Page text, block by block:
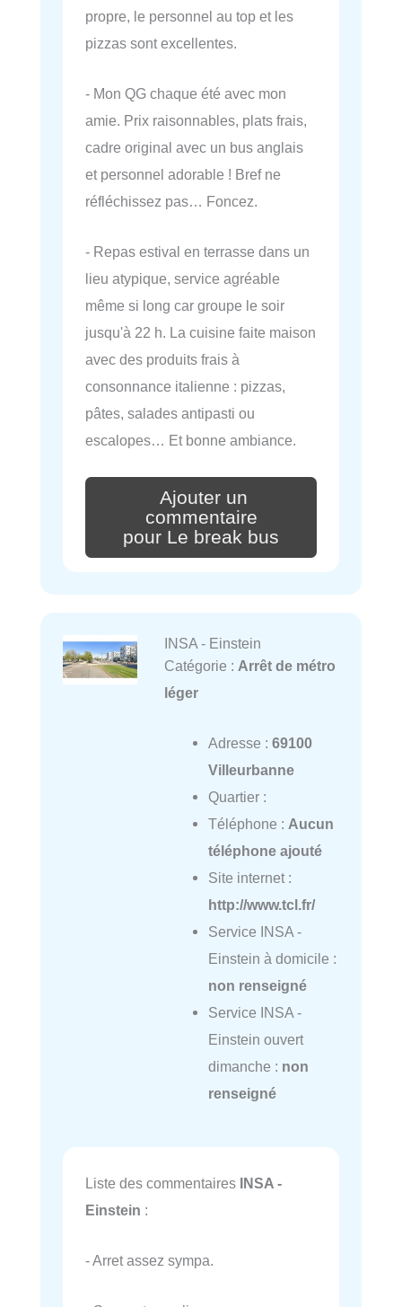
propre, le personnel au top et les
pizzas sont excellentes.
- Mon QG chaque été avec mon
amie. Prix raisonnables, plats frais,
cadre original avec un bus anglais
et personnel adorable ! Bref ne
réfléchissez pas… Foncez.
- Repas estival en terrasse dans un
lieu atypique, service agréable
même si long car groupe le soir
jusqu'à 22 h. La cuisine faite maison
avec des produits frais à
consonnance italienne : pizzas,
pâtes, salades antipasti ou
escalopes… Et bonne ambiance.
Ajouter un
commentaire
pour Le break bus
INSA - Einstein
Catégorie : Arrêt de métro
léger
Adresse : 69100
Villeurbanne
Quartier :
Téléphone : Aucun
téléphone ajouté
Site internet :
http://www.tcl.fr/
Service INSA -
Einstein à domicile :
non renseigné
Service INSA -
Einstein ouvert
dimanche : non
renseigné
Liste des commentaires INSA -
Einstein :
- Arret assez sympa.